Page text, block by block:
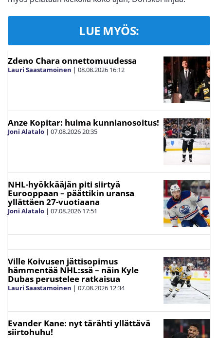
LUE MYÖS:
Zdeno Chara onnettomuudessa
Lauri Saastamoinen | 08.08.2026 16:12
Anze Kopitar: huima kunnianosoitus!
Joni Alatalo | 07.08.202620:35
NHL-hyökkääjän piti siirtyä
Eurooppaan – päättikin uransa
yllättäen 27-vuotiaana
Joni Alatalo | 07.08.2026 17:51
Ville Koivusen jättisopimus
hämmentää NHL:ssä – näin Kyle
Dubas perustelee ratkaisua
Lauri Saastamoinen | 07.08.2026 12:34
Evander Kane: nyt tärähti yllättävä
siirtohuhu!